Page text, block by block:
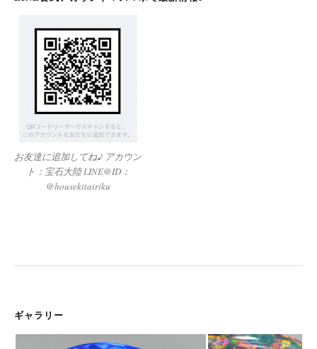
お友達に追加してね♪ アカウン
ト：宝石大陸 LINE@ID：
@housekitairiku
ギャラリー